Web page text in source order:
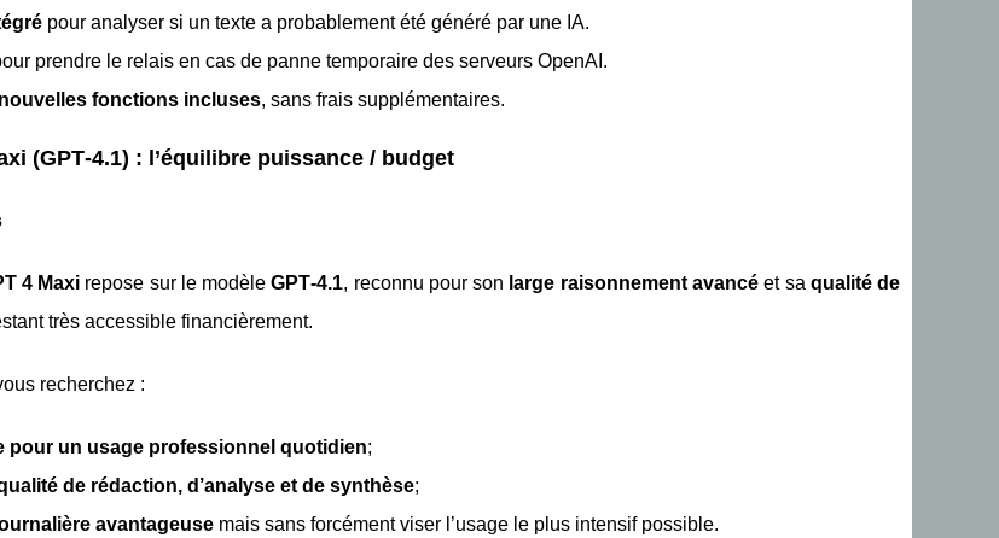
pour analyser si un texte a probablement été généré par une IA.
prendre le relais en cas de panne temporaire des serveurs OpenAI.
fonctions incluses, sans frais supplémentaires.
(GPT‑4.1) : l’équilibre puissance / budget
4 Maxi repose sur le modèleGPT‑4.1, reconnu pour son large raisonnement avancéet sa qualité de
très accessible financièrement.
recherchez :
pour un usage professionnel quotidien;
de rédaction, d’analyse et de synthèse;
avantageuse mais sans forcément viser l’usage le plus intensif possible.